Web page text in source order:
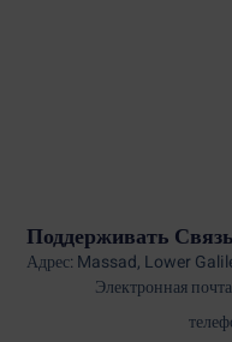
Поддерживать Связь
Адрес: Massad, Lower
Электронная